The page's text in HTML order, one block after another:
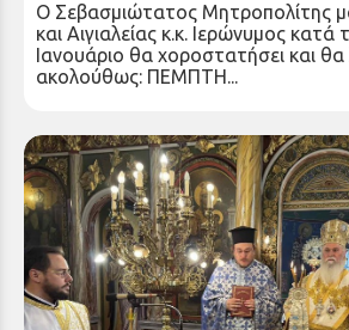
Ο Σεβασμιώτατος Μητροπολίτης
και Αιγιαλείας κ.κ. Ιερώνυμος κατά
Ιανουάριο θα χοροστατήσει και θα
ακολούθως: ΠΕΜΠΤΗ...